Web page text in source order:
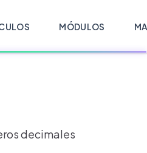
MÓDULOS
decimales